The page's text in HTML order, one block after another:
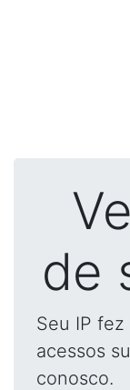
de
Seu IP
acessos
conosco.